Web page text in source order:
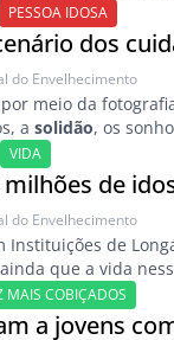
PESSOA IDOSA
dos
do Envelhecimento
meio da
asolidão, os
VIDA
milhões de
do Envelhecimento
Instituições de
que a vida
MAIS COBIÇADOS
a jovens